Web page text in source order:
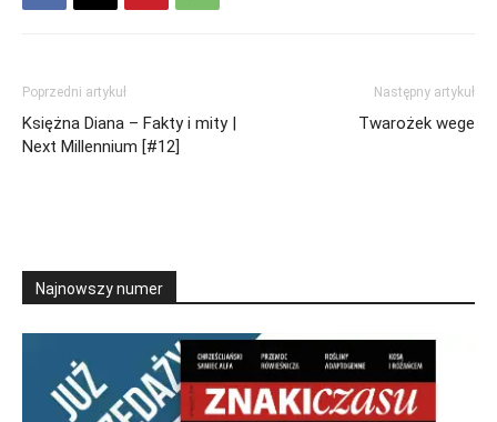
Poprzedni artykuł
Księżna Diana – Fakty i mity |
Next Millennium [#12]
Następny artykuł
Twarożek wege
Najnowszy numer